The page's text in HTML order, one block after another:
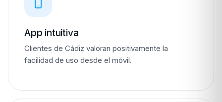
App intuitiva
Clientes de Cádiz valoran positivamente la
facilidad de uso desde el móvil.